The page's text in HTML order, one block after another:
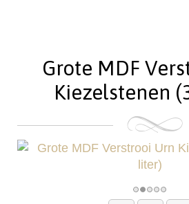
Grote MDF
Kiezelstenen